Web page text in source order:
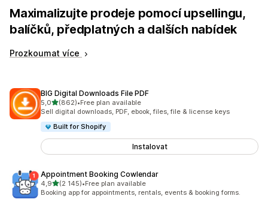
Maximalizujte prodeje pomocí upsellingu,
balíčků, předplatných a dalších nabídek
Prozkoumat více
BIG Digital Downloads File PDF
5,0z 5 hvězd
(862)
Celkový počet recenzí: 862
•Free plan available
Sell digital downloads, PDF, ebook, files, file & license keys
Built for Shopify
Instalovat
Appointment Booking Cowlendar
4,9z 5 hvězd
(2 145)
Celkový počet recenzí: 2145
•Free plan available
Booking app for appointments, rentals, events & booking forms.